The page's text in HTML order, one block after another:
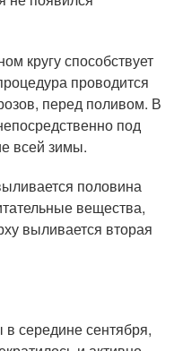
кругу способствует
проводится
перед поливом. В
под
всей зимы.
половина
вещества,
выливается вторая
середине сентября,